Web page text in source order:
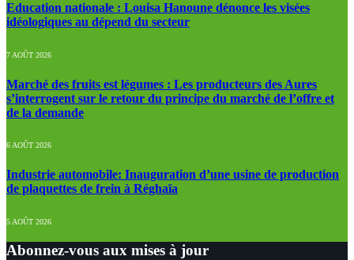
Education nationale : Louisa Hanoune dénonce les visées
idéologiques au dépend du secteur
7 AOÛT 2026
Marché des fruits est légumes : Les producteurs des Aures
s’interrogent sur le retour du principe du marché de l’offre et
de la demande
6 AOÛT 2026
Industrie automobile: Inauguration d’une usine de production
de plaquettes de frein à Réghaïa
5 AOÛT 2026
Abonnez-vous aux mises à jour